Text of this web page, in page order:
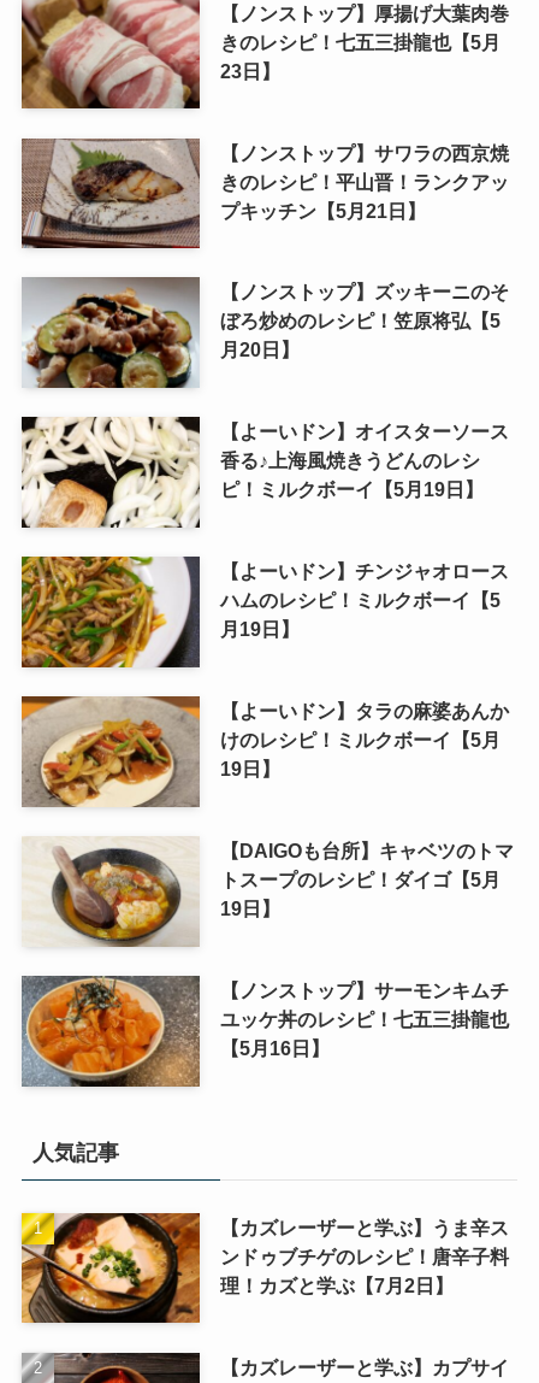
【ノンストップ】厚揚げ大葉肉巻
きのレシピ！七五三掛龍也【5月
23日】
【ノンストップ】サワラの西京焼
きのレシピ！平山晋！ランクアッ
プキッチン【5月21日】
【ノンストップ】ズッキーニのそ
ぼろ炒めのレシピ！笠原将弘【5
月20日】
【よーいドン】オイスターソース
香る♪上海風焼きうどんのレシ
ピ！ミルクボーイ【5月19日】
【よーいドン】チンジャオロース
ハムのレシピ！ミルクボーイ【5
月19日】
【よーいドン】タラの麻婆あんか
けのレシピ！ミルクボーイ【5月
19日】
【DAIGOも台所】キャベツのトマ
トスープのレシピ！ダイゴ【5月
19日】
【ノンストップ】サーモンキムチ
ユッケ丼のレシピ！七五三掛龍也
【5月16日】
人気記事
【カズレーザーと学ぶ】うま辛ス
ンドゥブチゲのレシピ！唐辛子料
理！カズと学ぶ【7月2日】
【カズレーザーと学ぶ】カプサイ